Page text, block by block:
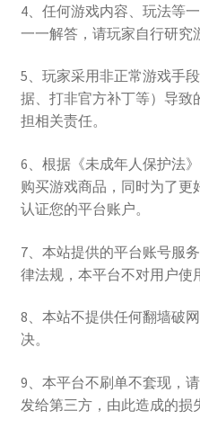
4、任何游戏内容、玩法等
一一解答，请玩家自行研究
5、玩家采用非正常游戏手
据、打非官方补丁等）导致
担相关责任。
6、根据《未成年人保护法
购买游戏商品，同时为了更
认证您的平台账户。
7、本站提供的平台账号服
律法规，本平台不对用户使
8、本站不提供任何翻墙破
决。
9、本平台不刷单不套现，
发给第三方，由此造成的损